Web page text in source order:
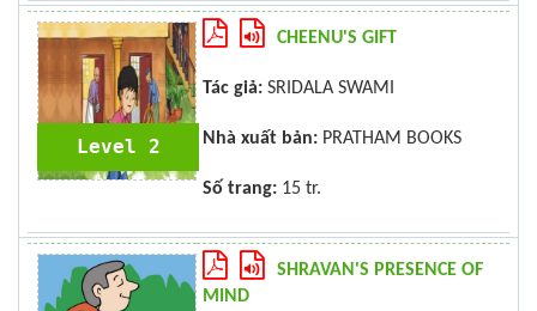
Level 2
CHEENU'S GIFT
Tác giả: SRIDALA SWAMI
Nhà xuất bản: PRATHAM BOOKS
Số trang: 15 tr.
SHRAVAN'S PRESENCE OF
MIND